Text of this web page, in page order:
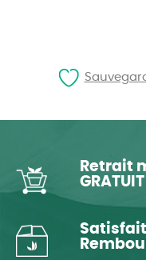
Retrait